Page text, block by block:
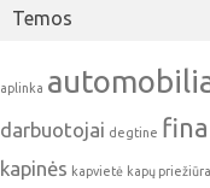
Temos
aplinka
darbuotojai degtine
kapinės kapvietė kapų priežiūra